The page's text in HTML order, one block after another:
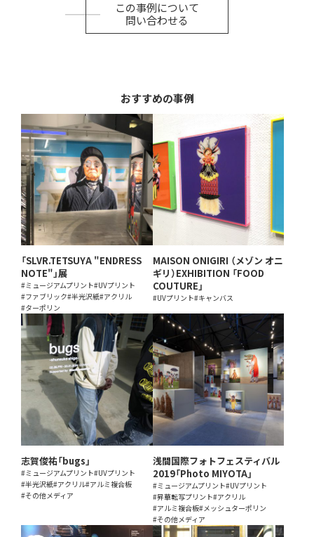
この事例について
問い合わせる
おすすめの事例
「SLVR.TETSUYA "ENDRESS
NOTE"」展
#ミュージアムプリント#UVプリント
#ファブリック#半光沢紙#アクリル
#ターポリン
MAISON ONIGIRI （メゾン オニ
ギリ）EXHIBITION 「FOOD
COUTURE」
#UVプリント#キャンバス
志賀俊祐「bugs」
#ミュージアムプリント#UVプリント
#半光沢紙#アクリル#アルミ複合板
#その他メディア
浅間国際フォトフェスティバル
2019「Photo MIYOTA」
#ミュージアムプリント#UVプリント
#昇華転写プリント#アクリル
#アルミ複合板#メッシュターポリン
#その他メディア